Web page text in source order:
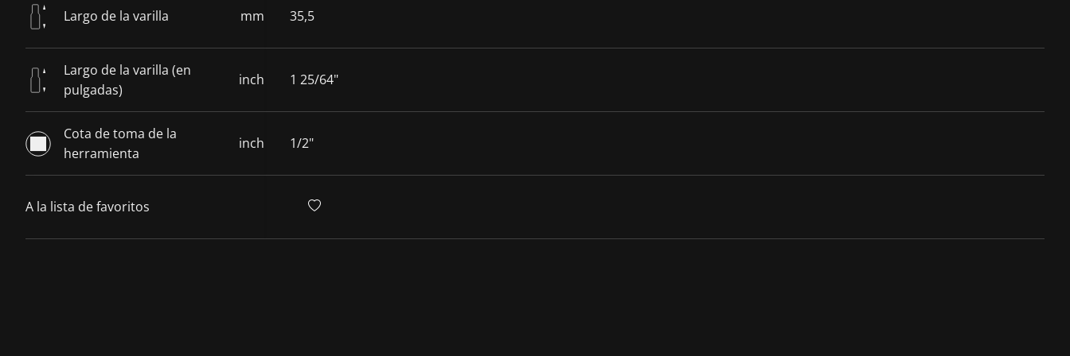
Largo de la varilla mm 35,5
Largo de la varilla (en
pulgadas)
inch 1 25/64"
Cota de toma de la
herramienta
inch 1/2"
A la lista de favoritos